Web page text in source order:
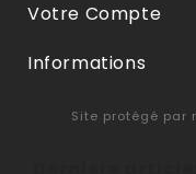
Votre Compte
Informations
Site protégé par